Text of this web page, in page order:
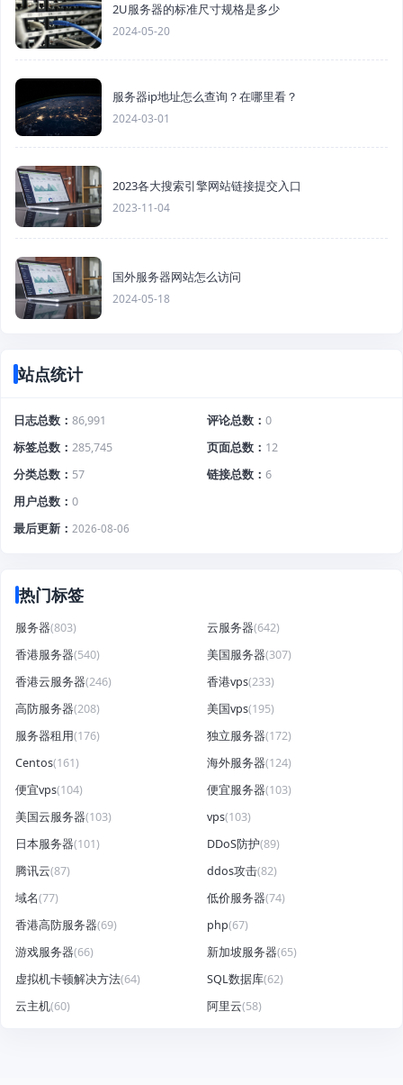
2U服务器的标准尺寸规格是多少
2024-05-20
服务器ip地址怎么查询？在哪里看？
2024-03-01
2023各大搜索引擎网站链接提交入口
2023-11-04
国外服务器网站怎么访问
2024-05-18
站点统计
日志总数 86,991 评论总数
0
标签总数
285,745 页面总数
12
分类总数
57 链接总数
6
用户总数
0
最后更新
2026-08-06
热门标签
服务器(803) 云服务器(642)
香港服务器(540) 美国服务器(307)
香港云服务器(246) 香港vps(233)
高防服务器(208) 美国vps(195)
服务器租用(176) 独立服务器(172)
Centos(161) 海外服务器(124)
便宜vps(104) 便宜服务器(103)
美国云服务器(103) vps(103)
日本服务器(101) DDoS防护(89)
腾讯云(87) ddos攻击(82)
域名(77) 低价服务器(74)
香港高防服务器(69) php(67)
游戏服务器(66) 新加坡服务器(65)
虚拟机卡顿解决方法(64) SQL数据库(62)
云主机(60) 阿里云(58)